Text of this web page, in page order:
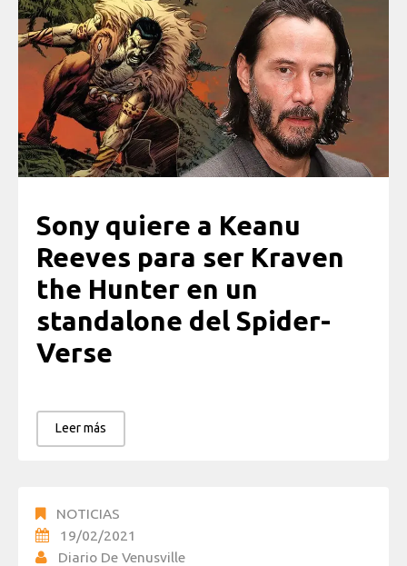
Sony quiere a Keanu
Reeves para ser Kraven
the Hunter en un
standalone del Spider-
Verse
Leer más
NOTICIAS
19/02/2021
Diario De Venusville